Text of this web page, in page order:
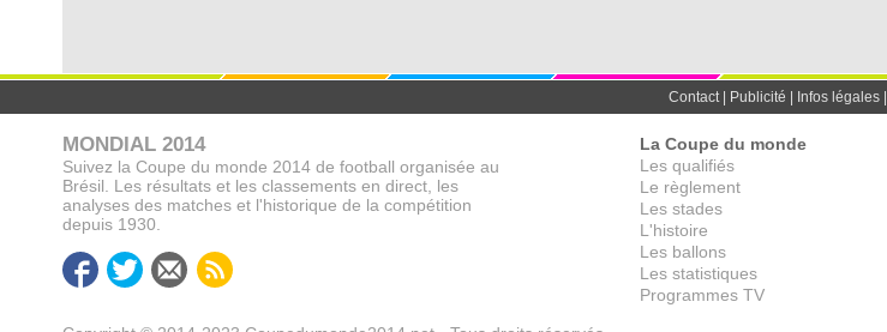
Contact| Publicité Infos légales
MONDIAL 2014
Suivez la Coupe du monde 2014 de football organisée au
Brésil. Les résultats et les classements en direct, les
analyses des matches et l'historique de la compétition
depuis 1930.
La Coupe du monde
Les qualifiés
Le règlement
Les stades
L'histoire
Les ballons
Les statistiques
Programmes TV